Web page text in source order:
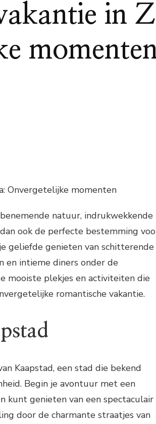
in
Onvergetelijke momenten
natuur, indrukwekkende
ook de perfecte bestemming
geliefde genieten van schitterende
en intieme diners onder de
mooiste plekjes en activiteiten die
romantische vakantie.
Kaapstad, een stad die bekend
Begin je avontuur met een
kunt genieten van een spectaculair
door de charmante straatjes van